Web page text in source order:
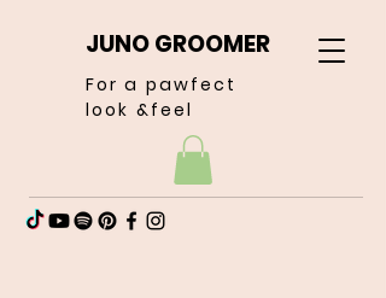
JUNO GROOMER
For a pawfect
look &feel